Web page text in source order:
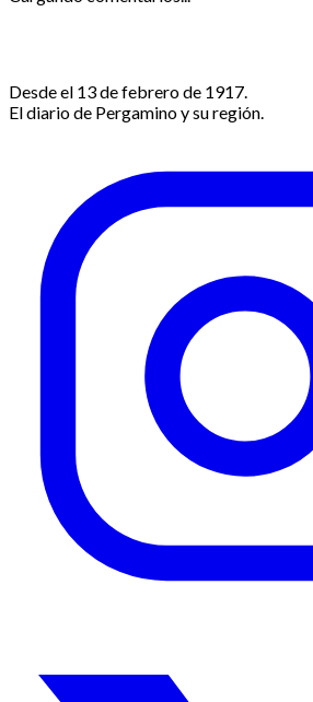
Desde el 13 de febrero de 1917.
El diario de Pergamino y su región.